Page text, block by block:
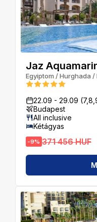
Jaz
Egyiptom /Hurghada /
22.09 - 29.09
Budapest
All inclusive
Kétágyas
-9% 371 456 HUF